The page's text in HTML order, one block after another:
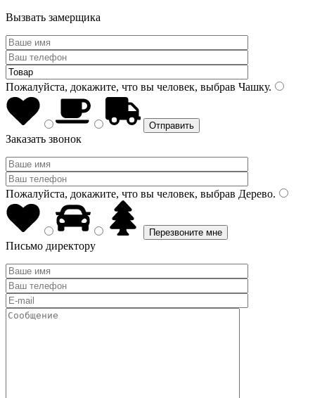
Вызвать замерщика
Пожалуйста, докажите, что вы человек, выбрав Чашку.
Заказать звонок
Пожалуйста, докажите, что вы человек, выбрав Дерево.
Письмо директору